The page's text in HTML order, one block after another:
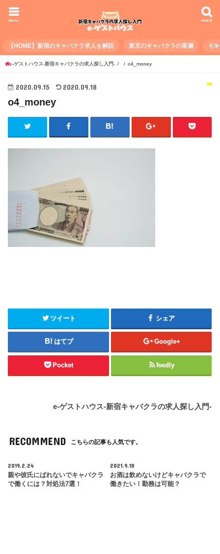
search
menu
【HOME】新宿のキャバクラ求人を解説 東京のキャバクラの客層 キ
e-ゲストハウス-新宿キャバクラの求人探し入門- o4_money
2020.09.15 2020.09.18
o4_money
ツイート シェア
はてブ Google+
Pocket feedly
e-ゲストハウス-新宿キャバクラの求人探し入門-
RECOMMEND こちらの記事も人気です。
2019.2.24
親や彼氏にばれないでキャバクラ
で働くには？対処法7選！
2021.9.10
お酒は飲めないけどキャバクラで
働きたい！勤務は可能？